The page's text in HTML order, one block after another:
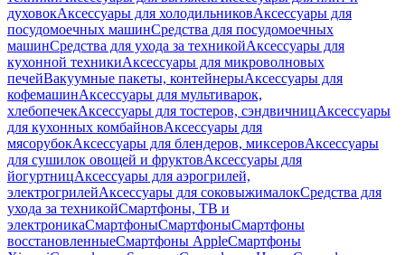
духовокАксессуары для холодильниковАксессуары для
посудомоечных машинСредства для посудомоечных
машинСредства для ухода за техникойАксессуары для
кухонной техникиАксессуары для микроволновых
печейВакуумные пакеты, контейнерыАксессуары для
кофемашинАксессуары для мультиварок,
хлебопечекАксессуары для тостеров, сэндвичницАксессуары
для кухонных комбайновАксессуары для
мясорубокАксессуары для блендеров, миксеровАксессуары
для сушилок овощей и фруктовАксессуары для
йогуртницАксессуары для аэрогрилей,
электрогрилейАксессуары для соковыжималокСредства для
ухода за техникойСмартфоны, ТВ и
электроникаСмартфоныСмартфоныСмартфоны
восстановленныеСмартфоны AppleСмартфоны